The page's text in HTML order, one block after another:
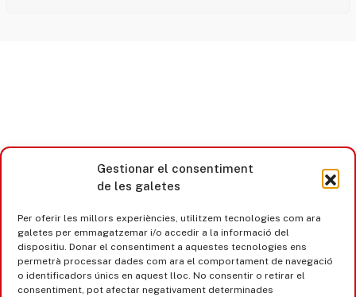
Gestionar el consentiment
de les galetes
Per oferir les millors experiències, utilitzem tecnologies com ara
galetes per emmagatzemar i/o accedir a la informació del
dispositiu. Donar el consentiment a aquestes tecnologies ens
permetrà processar dades com ara el comportament de navegació
o identificadors únics en aquest lloc. No consentir o retirar el
consentiment, pot afectar negativament determinades
Castell d’Aro · Platja d’Aro · S’Agaró
365 www.platjadaro